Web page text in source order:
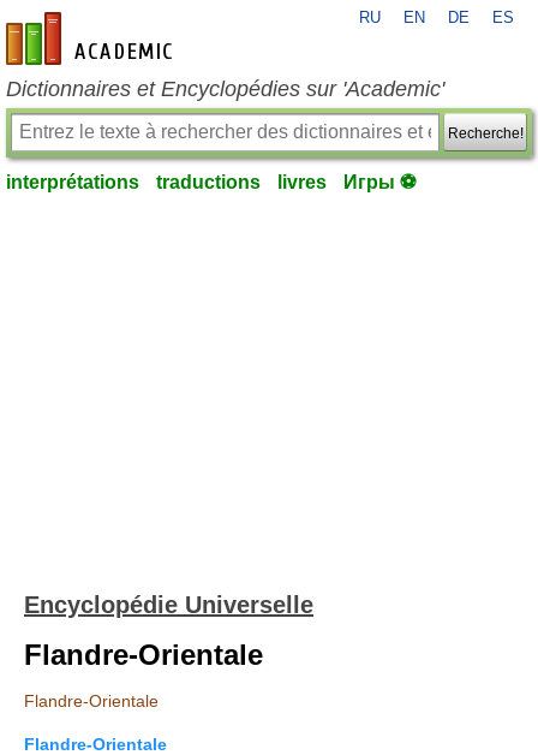
fr-academic.com
RU EN DE ES
Dictionnaires et Encyclopédies sur 'Academic'
Recherche!
interprétations traductions livres Игры ⚽
Encyclopédie Universelle
Flandre-Orientale
Flandre-Orientale
Flandre-Orientale